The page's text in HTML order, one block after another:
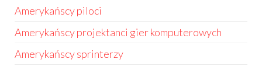
Amerykańscy piloci
Amerykańscy projektanci gier komputerowych
Amerykańscy sprinterzy